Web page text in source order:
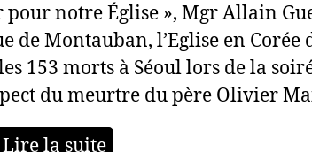
pour notre Église », Mgr Allain
de Montauban, l’Eglise en Corée
153 morts à Séoul lors de la
du meurtre du père Olivier
la suite